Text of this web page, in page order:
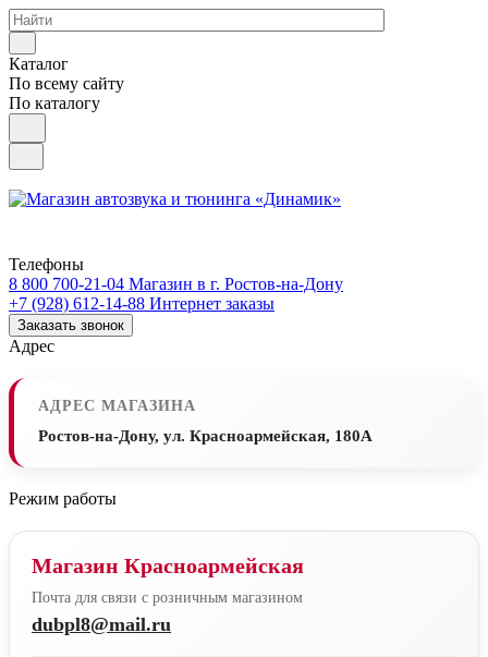
Каталог
По всему сайту
По каталогу
Телефоны
8 800 700-21-04 Магазин в г. Ростов-на-Дону
+7 (928) 612-14-88 Интернет заказы
Заказать звонок
Адрес
АДРЕС МАГАЗИНА
Ростов-на-Дону, ул. Красноармейская, 180А
Режим работы
Магазин Красноармейская
Почта для связи с розничным магазином
dubpl8@mail.ru